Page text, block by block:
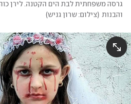
והבנות (צילום: שרון גניש)